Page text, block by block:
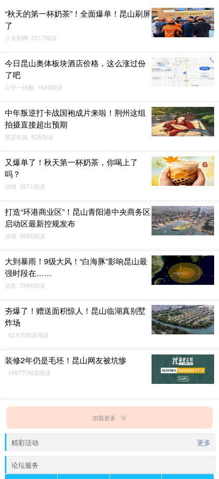
“秋天的第一杯奶茶”！全面爆单！昆山刷屏
了
小太阳啊 5317阅读
今日昆山奥体板块酒店价格，这么涨过份
了吧
心中一阵酸 1840阅读
中年叛逆打卡战国袍成片来啦！荆州这组
拍摄直接超出预期
我是松鼠 825阅读
又爆单了！秋天第一杯奶茶，你喝上了
吗？
凉瞳 2671阅读
打造“环港商业区”！昆山青阳港中央商务区
启动区最新控规发布
凉瞳 3685阅读
大到暴雨！9级大风！“白海豚”影响昆山最
强时段在……
北欢 7994阅读
夯爆了！赠送面积惊人！昆山临湖真别墅
炸场
42.9万阅读阅读
装修2年仍是毛坯！昆山网友被坑惨
1997万阅读阅读
加载更多
精彩活动 更多
论坛服务